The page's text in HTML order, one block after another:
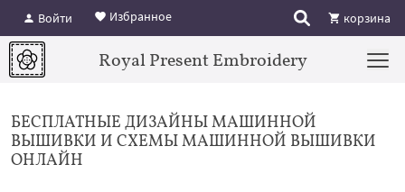
Войти Избранное корзина
Royal Present Embroidery
БЕСПЛАТНЫЕ ДИЗАЙНЫ МАШИННОЙ
ВЫШИВКИ И СХЕМЫ МАШИННОЙ ВЫШИВКИ
ОНЛАЙН